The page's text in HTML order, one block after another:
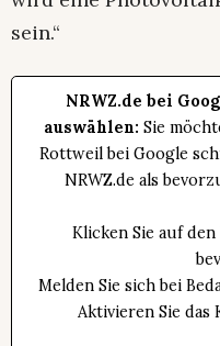
sein.“
NRWZ.de bei
auswählen: Sie
Rottweil bei Google
NRWZ.de als
Klicken Sie auf
Melden Sie sich bei
Aktivieren Sie das